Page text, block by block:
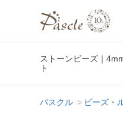
ストーンビーズ｜
ト
パスクル ビーズ・